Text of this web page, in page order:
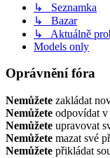
↳ Seznamka
↳ Bazar
↳ Aktuálně
Models only
Oprávnění fóra
Nemůžete zakládat
Nemůžete odpovídat
Nemůžete upravovat
Nemůžete mazat své
Nemůžete přikládat